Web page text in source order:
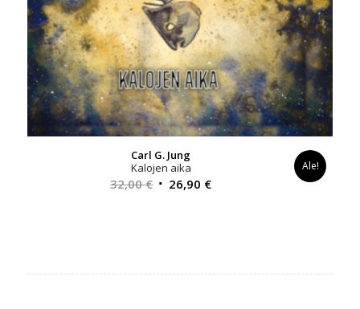
Carl G. Jung
Kalojen aika
32,00€ Alkuperäinen
26,90 €Nykyinen
Ale!